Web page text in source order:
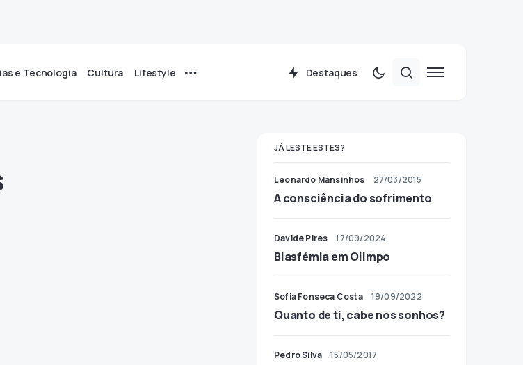
e Tecnologia Cultura Lifestyle Destaques
JÁ LESTE ESTES?
Leonardo Mansinhos 27/03/2015
A consciência do sofrimento
Davide Pires 17/09/2024
Blasfémia em Olimpo
Sofia Fonseca Costa 19/09/2022
Quanto de ti, cabe nos sonhos?
Pedro Silva 15/05/2017